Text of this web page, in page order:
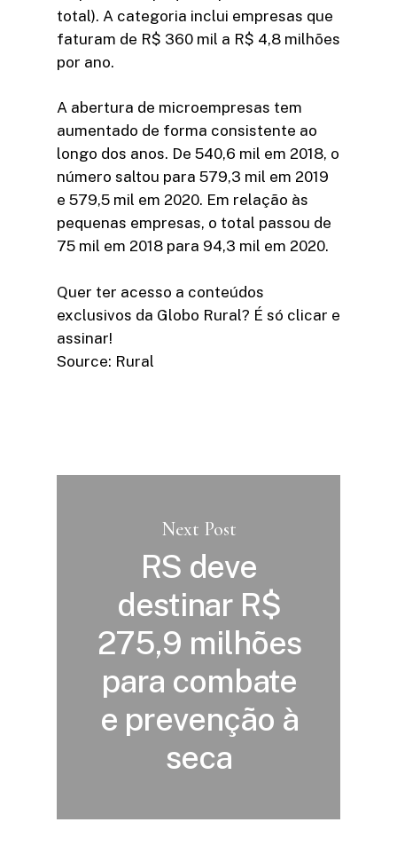
total). A categoria inclui empresas que
faturam de R$ 360 mil a R$ 4,8 milhões
por ano.
A abertura de microempresas tem
aumentado de forma consistente ao
longo dos anos. De 540,6 mil em 2018, o
número saltou para 579,3 mil em 2019
e 579,5 mil em 2020. Em relação às
pequenas empresas, o total passou de
75 mil em 2018 para 94,3 mil em 2020.
Quer ter acesso a conteúdos
exclusivos da Globo Rural? É só clicar e
assinar!​
Source: Rural
Next Post
RS deve
destinar R$
275,9 milhões
para combate
e prevenção à
seca